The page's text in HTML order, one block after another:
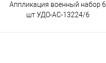
Аппликация военный набор 6
шт УДО-АС-13224/6